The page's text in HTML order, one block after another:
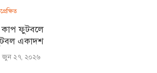
কাপ ফুটবলে
একাদশ
জুন ২৭, ২০২৬